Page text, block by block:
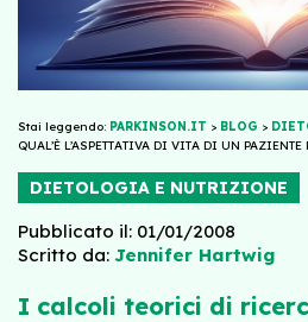
Stai leggendo: PARKINSON.IT > BLOG >
QUAL’È L’ASPETTATIVA DI VITA DI UN
DIETOLOGIA E NUTRIZIONE
Pubblicato il: 01/01/2008
Scritto da: Jennifer Hartwig
I calcoli teorici di